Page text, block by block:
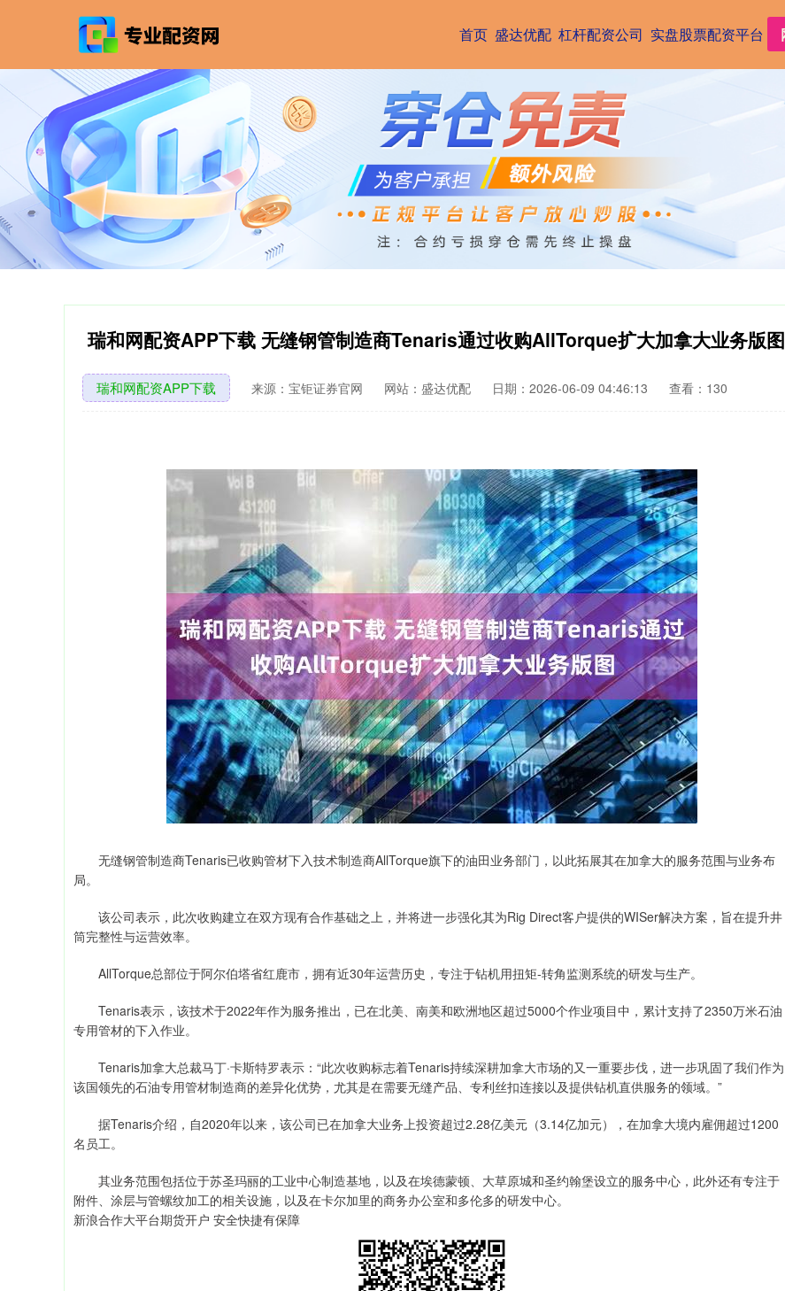
首页 盛达优配 杠杆配资公司 实盘股票配资平台
瑞和网配资APP下载 无缝钢管制造商Tenaris通过收购AllTorque扩大加拿大业务版图
瑞和网配资APP下载 来源：宝钜证券官网 网站：盛达优配 日期：2026-06-09 04:46:13 查看：130
无缝钢管制造商Tenaris已收购管材下入技术制造商AllTorque旗下的油田业务部门，以此拓展其在加拿大的服务范围与业务布
局。
该公司表示，此次收购建立在双方现有合作基础之上，并将进一步强化其为Rig Direct客户提供的WISer解决方案，旨在提升井
筒完整性与运营效率。
AllTorque总部位于阿尔伯塔省红鹿市，拥有近30年运营历史，专注于钻机用扭矩-转角监测系统的研发与生产。
Tenaris表示，该技术于2022年作为服务推出，已在北美、南美和欧洲地区超过5000个作业项目中，累计支持了2350万米石油
专用管材的下入作业。
Tenaris加拿大总裁马丁·卡斯特罗表示：“此次收购标志着Tenaris持续深耕加拿大市场的又一重要步伐，进一步巩固了我们作为
该国领先的石油专用管材制造商的差异化优势，尤其是在需要无缝产品、专利丝扣连接以及提供钻机直供服务的领域。”
据Tenaris介绍，自2020年以来，该公司已在加拿大业务上投资超过2.28亿美元（3.14亿加元），在加拿大境内雇佣超过1200
名员工。
其业务范围包括位于苏圣玛丽的工业中心制造基地，以及在埃德蒙顿、大草原城和圣约翰堡设立的服务中心，此外还有专注于
附件、涂层与管螺纹加工的相关设施，以及在卡尔加里的商务办公室和多伦多的研发中心。
新浪合作大平台期货开户 安全快捷有保障